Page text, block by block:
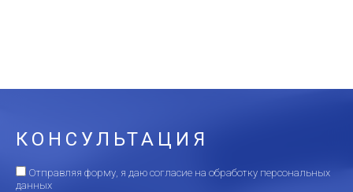
КОНСУЛЬТАЦИЯ
Отправляя форму, я даю согласие на обработку персональных
данных